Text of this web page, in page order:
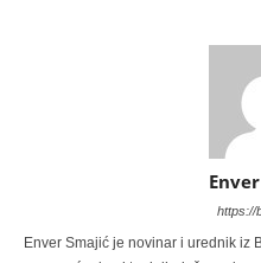
https://
Enver Smajić je novinar i urednik iz